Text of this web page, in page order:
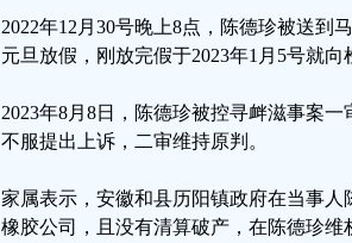
2022年12月30号晚上8点，陈德珍被送到
元旦放假，刚放完假于2023年1月5号就向
2023年8月8日，陈德珍被控寻衅滋事案
不服提出上诉，二审维持原判。
家属表示，安徽和县历阳镇政府在当事
橡胶公司，且没有清算破产，在陈德珍维